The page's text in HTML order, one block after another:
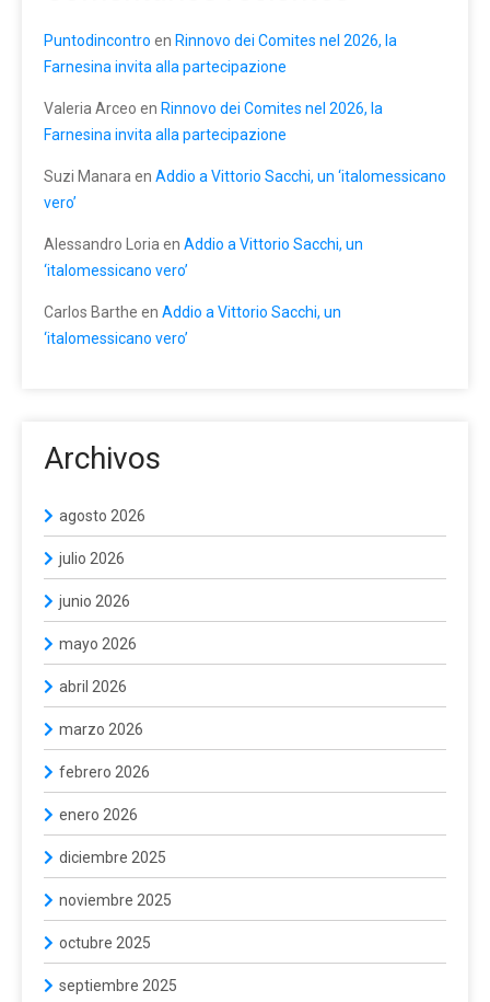
Puntodincontro en Rinnovo dei Comites nel 2026, la
Farnesina invita alla partecipazione
Valeria Arceo en Rinnovo dei Comites nel 2026, la
Farnesina invita alla partecipazione
Suzi Manara en Addio a Vittorio Sacchi, un ‘italomessicano
vero’
Alessandro Loria en Addio a Vittorio Sacchi, un
‘italomessicano vero’
Carlos Barthe en Addio a Vittorio Sacchi, un
‘italomessicano vero’
Archivos
agosto 2026
julio 2026
junio 2026
mayo 2026
abril 2026
marzo 2026
febrero 2026
enero 2026
diciembre 2025
noviembre 2025
octubre 2025
septiembre 2025